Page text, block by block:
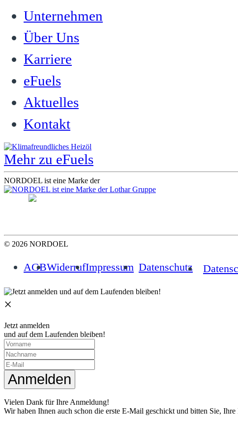
Unternehmen
Über Uns
Karriere
eFuels
Aktuelles
Kontakt
Mehr zu eFuels
NORDOEL ist eine Marke der
© 2026 NORDOEL
AGBWiderrufImpressum Datenschutz
×
Jetzt anmelden
und auf dem Laufenden bleiben!
Anmelden
Vielen Dank für Ihre Anmeldung!
Wir haben Ihnen auch schon die erste E-Mail geschickt und bitten Sie,